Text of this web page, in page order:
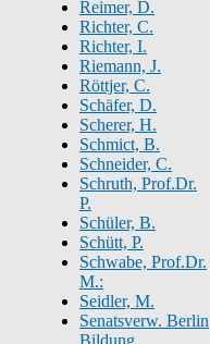
Reimer, D.
Richter, C.
Richter, I.
Riemann, J.
Röttjer, C.
Schäfer, D.
Scherer, H.
Schmict, B.
Schneider, C.
Schruth, Prof.Dr.
P.
Schüler, B.
Schütt, P.
Schwabe, Prof.Dr.
M.:
Seidler, M.
Senatsverw. Berlin